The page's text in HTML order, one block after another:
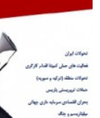
مائوئیست ها –
آنارشیست ها
مارکسیسم